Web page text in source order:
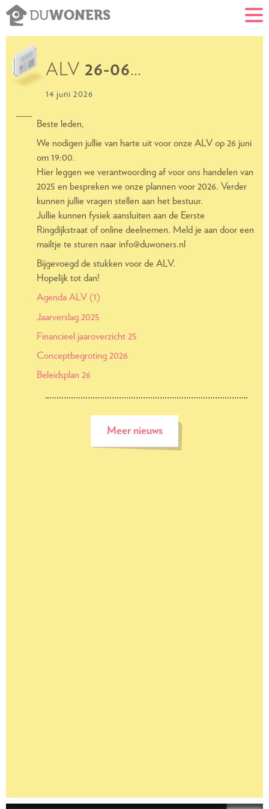
DUWONERS
ALV 26-06…
14 juni 2026
Beste leden,
We nodigen jullie van harte uit voor onze ALV op 26 juni
om 19:00.
Hier leggen we verantwoording af voor ons handelen van
2025 en bespreken we onze plannen voor 2026. Verder
kunnen jullie vragen stellen aan het bestuur.
Jullie kunnen fysiek aansluiten aan de Eerste
Ringdijkstraat of online deelnemen. Meld je aan door een
mailtje te sturen naar info@duwoners.nl
Bijgevoegd de stukken voor de ALV.
Hopelijk tot dan!
Agenda ALV (1)
Jaarverslag 2025
Financieel jaaroverzicht 25
Conceptbegroting 2026
Beleidsplan 26
Meer nieuws